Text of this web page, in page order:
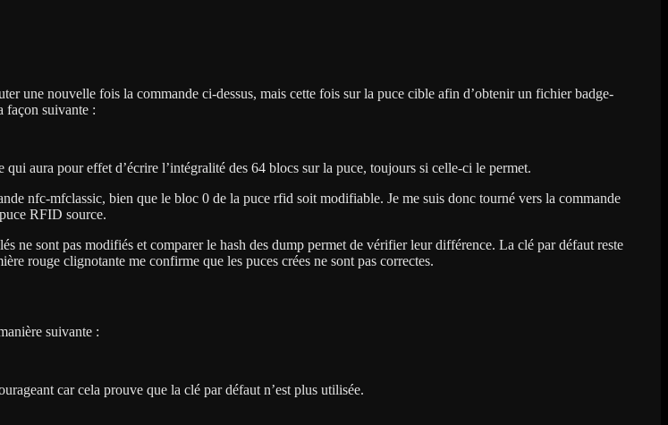
une nouvelle fois la commande ci-dessus, mais cette fois sur la puce cible afin d’obtenir un fichier badge-
façon suivante :
aura pour effet d’écrire l’intégralité des 64 blocs sur la puce, toujours si celle-ci le permet.
nfc-mfclassic, bien que le bloc 0 de la puce rfid soit modifiable. Je me suis donc tourné vers la commande
RFID source.
ne sont pas modifiés et comparer le hash des dump permet de vérifier leur différence. La clé par défaut reste
rouge clignotante me confirme que les puces crées ne sont pas correctes.
suivante :
car cela prouve que la clé par défaut n’est plus utilisée.